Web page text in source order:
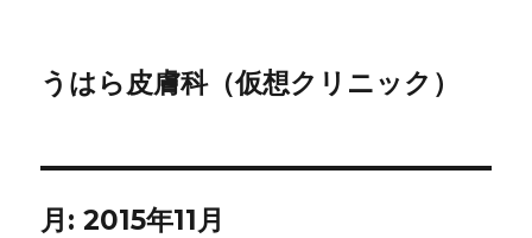
うはら皮膚科（仮想クリニック）
月:2015年11月